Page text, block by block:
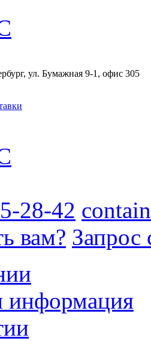
ул. Бумажная 9-1, офис 305
28-42
вам? Запрос